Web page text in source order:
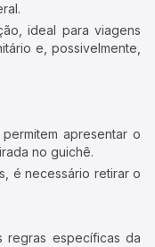
ideal para viagens
e, possivelmente,
apresentar o
no guichê.
é necessário retirar o
regras específicas da